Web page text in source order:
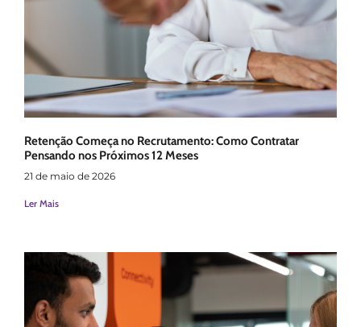
Retenção Começa no Recrutamento: Como Contratar
Pensando nos Próximos 12 Meses
21 de maio de 2026
Ler Mais